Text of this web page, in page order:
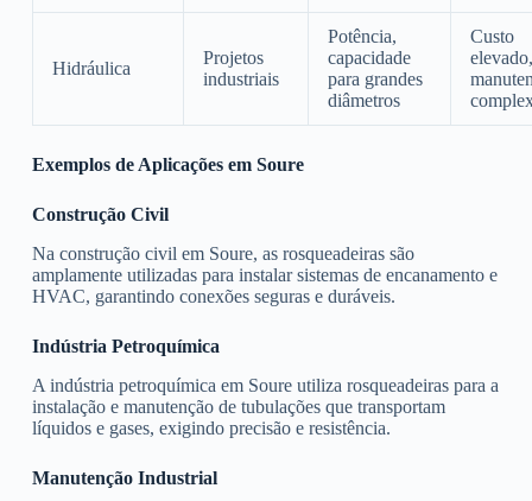
Hidráulica
Projetos
industriais
Potência,
capacidade
para grandes
diâmetros
Custo
elevado,
Exemplos de Aplicações em Soure
Construção Civil
Na construção civil em Soure, as rosqueadeiras são
amplamente utilizadas para instalar sistemas de encanamento e
HVAC, garantindo conexões seguras e duráveis.
Indústria Petroquímica
A indústria petroquímica em Soure utiliza rosqueadeiras para a
instalação e manutenção de tubulações que transportam
líquidos e gases, exigindo precisão e resistência.
Manutenção Industrial